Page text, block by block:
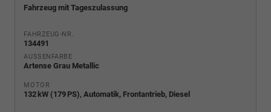
Fahrzeug mit Tageszulassung
FAHRZEUG-NR.
134491
AUSSENFARBE
Artense Grau Metallic
MOTOR
132 kW (179 PS), Automatik, Frontantrieb, Diesel